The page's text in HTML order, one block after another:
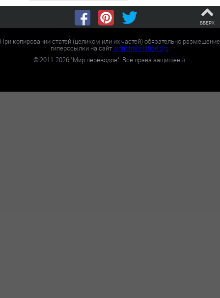
ВВЕРХ
При копировании статей (целиком или их частей) обязательно размещение
гиперссылки на сайтworldtranslation.org.
©2011-2026 "Мир переводов". Все права защищены.